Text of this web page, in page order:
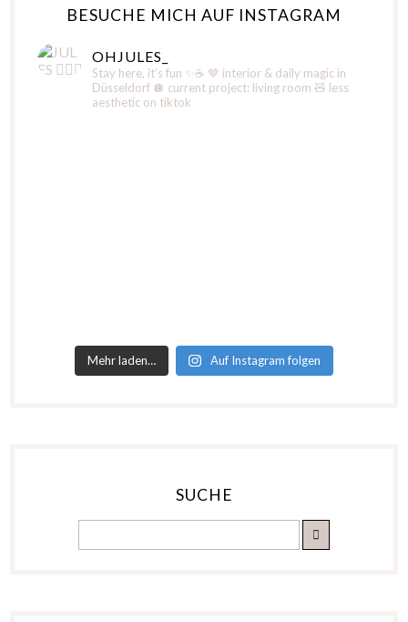
BESUCHE MICH AUF INSTAGRAM
OHJULES_
Stay here, it’s fun ✨☕️ 🤎 interior & daily magic in
Düsseldorf 🪩 current project: living room 🧸 less
aesthetic on tiktok
Mehr laden… Auf Instagram folgen
SUCHE